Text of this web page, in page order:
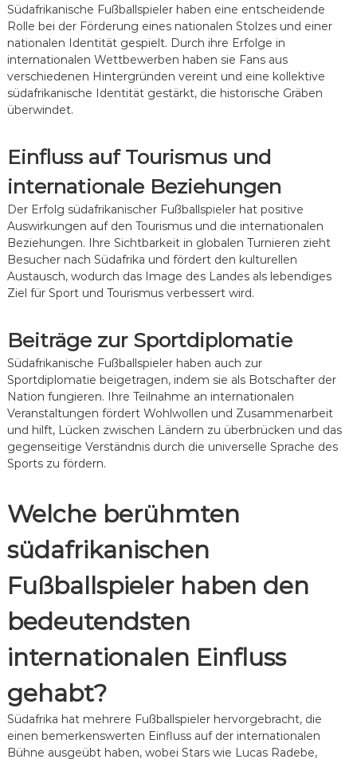
Südafrikanische Fußballspieler haben eine entscheidende
Rolle bei der Förderung eines nationalen Stolzes und einer
nationalen Identität gespielt. Durch ihre Erfolge in
internationalen Wettbewerben haben sie Fans aus
verschiedenen Hintergründen vereint und eine kollektive
südafrikanische Identität gestärkt, die historische Gräben
überwindet.
Einfluss auf Tourismus und
internationale Beziehungen
Der Erfolg südafrikanischer Fußballspieler hat positive
Auswirkungen auf den Tourismus und die internationalen
Beziehungen. Ihre Sichtbarkeit in globalen Turnieren zieht
Besucher nach Südafrika und fördert den kulturellen
Austausch, wodurch das Image des Landes als lebendiges
Ziel für Sport und Tourismus verbessert wird.
Beiträge zur Sportdiplomatie
Südafrikanische Fußballspieler haben auch zur
Sportdiplomatie beigetragen, indem sie als Botschafter der
Nation fungieren. Ihre Teilnahme an internationalen
Veranstaltungen fördert Wohlwollen und Zusammenarbeit
und hilft, Lücken zwischen Ländern zu überbrücken und das
gegenseitige Verständnis durch die universelle Sprache des
Sports zu fördern.
Welche berühmten
südafrikanischen
Fußballspieler haben den
bedeutendsten
internationalen Einfluss
gehabt?
Südafrika hat mehrere Fußballspieler hervorgebracht, die
einen bemerkenswerten Einfluss auf der internationalen
Bühne ausgeübt haben, wobei Stars wie Lucas Radebe,